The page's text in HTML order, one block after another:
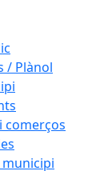
/ Plànol
comerços